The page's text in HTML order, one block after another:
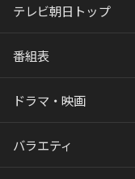
テレビ朝日トップ
番組表
ドラマ・映画
バラエティ